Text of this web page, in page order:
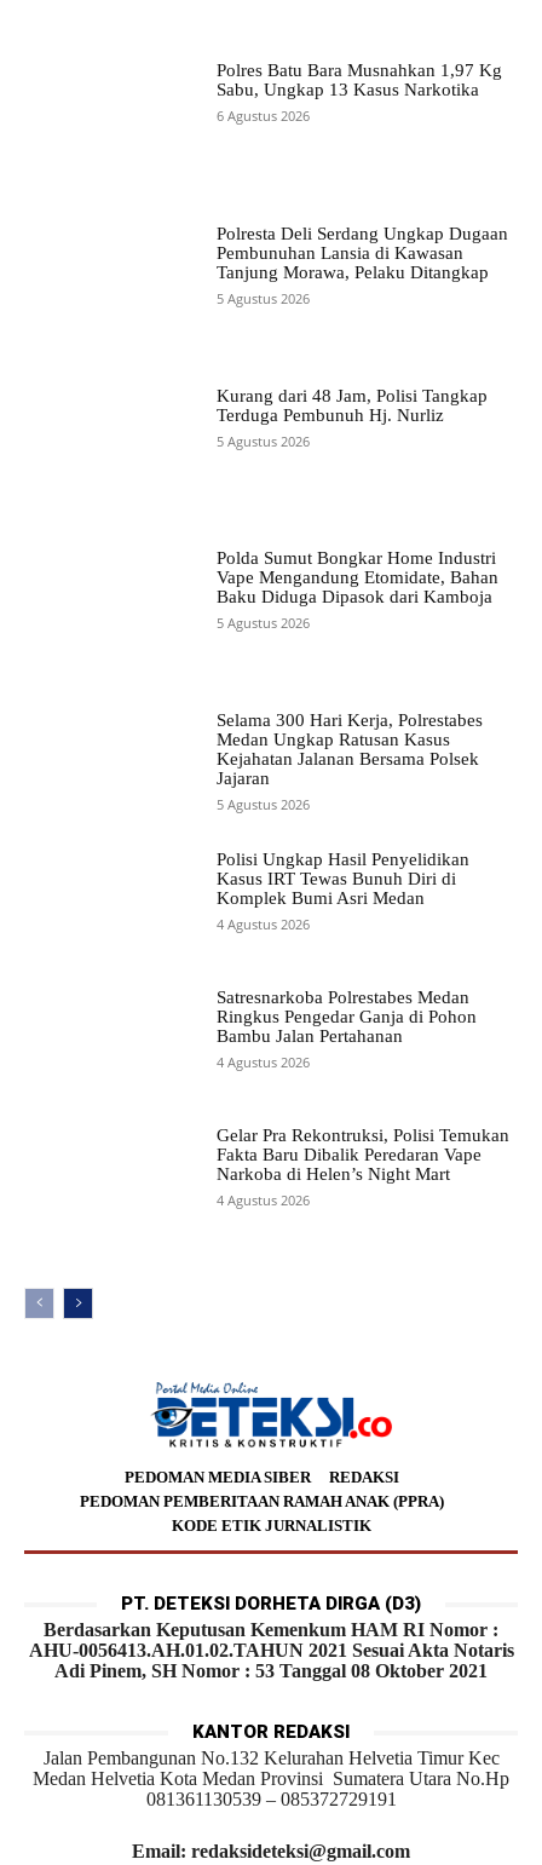
Polres Batu Bara Musnahkan 1,97 Kg
Sabu, Ungkap 13 Kasus Narkotika
6 Agustus 2026
Polresta Deli Serdang Ungkap Dugaan
Pembunuhan Lansia di Kawasan
Tanjung Morawa, Pelaku Ditangkap
5 Agustus 2026
Kurang dari 48 Jam, Polisi Tangkap
Terduga Pembunuh Hj. Nurliz
5 Agustus 2026
Polda Sumut Bongkar Home Industri
Vape Mengandung Etomidate, Bahan
Baku Diduga Dipasok dari Kamboja
5 Agustus 2026
Selama 300 Hari Kerja, Polrestabes
Medan Ungkap Ratusan Kasus
Kejahatan Jalanan Bersama Polsek
Jajaran
5 Agustus 2026
Polisi Ungkap Hasil Penyelidikan
Kasus IRT Tewas Bunuh Diri di
Komplek Bumi Asri Medan
4 Agustus 2026
Satresnarkoba Polrestabes Medan
Ringkus Pengedar Ganja di Pohon
Bambu Jalan Pertahanan
4 Agustus 2026
Gelar Pra Rekontruksi, Polisi Temukan
Fakta Baru Dibalik Peredaran Vape
Narkoba di Helen’s Night Mart
4 Agustus 2026
PEDOMAN MEDIA SIBER
REDAKSI
PEDOMAN PEMBERITAAN RAMAH ANAK (PPRA)
KODE ETIK JURNALISTIK
PT. DETEKSI DORHETA DIRGA (D3)
Berdasarkan Keputusan Kemenkum HAM RI Nomor :
AHU-0056413.AH.01.02.TAHUN 2021 Sesuai Akta Notaris
Adi Pinem, SH Nomor : 53 Tanggal 08 Oktober 2021
KANTOR REDAKSI
Jalan Pembangunan No.132 Kelurahan Helvetia Timur Kec
Medan Helvetia Kota Medan Provinsi Sumatera Utara No.Hp
081361130539 – 085372729191
Email: redaksideteksi@gmail.com